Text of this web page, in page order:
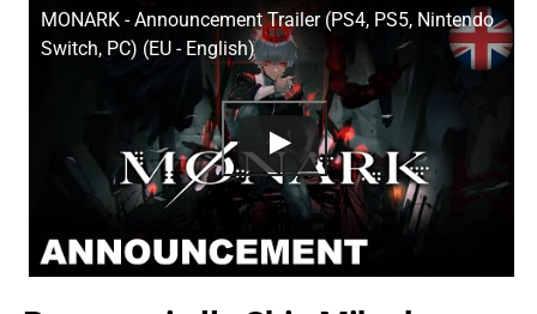
MONARK - Announcement Trailer (PS4, PS5, Nintendo
Switch, PC) (EU - English)